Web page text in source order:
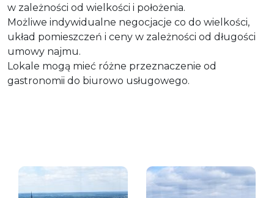
w zależności od wielkości i położenia.
Możliwe indywidualne negocjacje co do wielkości,
układ pomieszczeń i ceny w zależności od długości
umowy najmu.
Lokale mogą mieć różne przeznaczenie od
gastronomii do biurowo usługowego.